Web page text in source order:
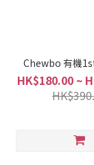
Chewbo 有機
HK$180.00 ~